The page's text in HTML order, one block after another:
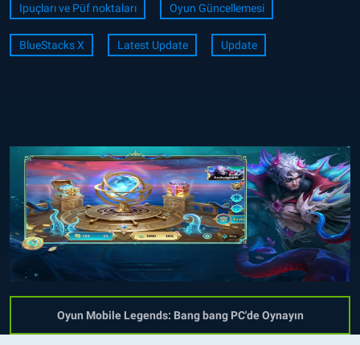
Ipuçları ve Püf noktaları Oyun Güncellemesi
BlueStacks X Latest Update Update
Oyun Mobile Legends: Bang bang PC'de Oynayın